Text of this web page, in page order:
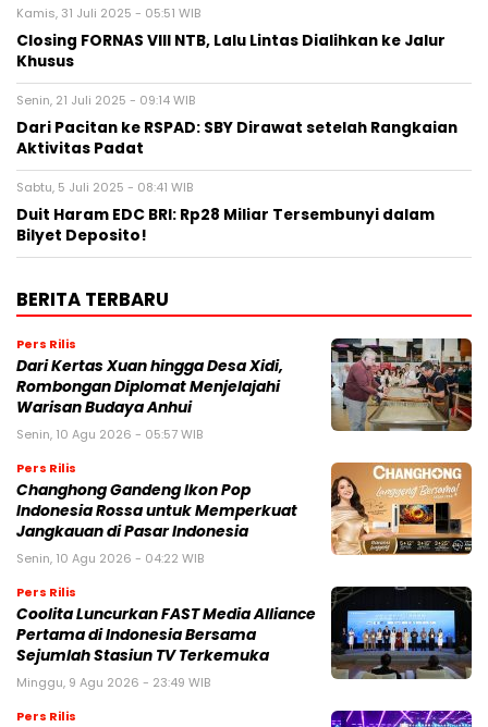
Kamis, 31 Juli 2025 - 05:51 WIB
Closing FORNAS VIII NTB, Lalu Lintas Dialihkan ke Jalur
Khusus
Senin, 21 Juli 2025 - 09:14 WIB
Dari Pacitan ke RSPAD: SBY Dirawat setelah Rangkaian
Aktivitas Padat
Sabtu, 5 Juli 2025 - 08:41 WIB
Duit Haram EDC BRI: Rp28 Miliar Tersembunyi dalam
Bilyet Deposito!
BERITA TERBARU
Pers Rilis
Dari Kertas Xuan hingga Desa Xidi,
Rombongan Diplomat Menjelajahi
Warisan Budaya Anhui
Senin, 10 Agu 2026 - 05:57 WIB
Pers Rilis
Changhong Gandeng Ikon Pop
Indonesia Rossa untuk Memperkuat
Jangkauan di Pasar Indonesia
Senin, 10 Agu 2026 - 04:22 WIB
Pers Rilis
Coolita Luncurkan FAST Media Alliance
Pertama di Indonesia Bersama
Sejumlah Stasiun TV Terkemuka
Minggu, 9 Agu 2026 - 23:49 WIB
Pers Rilis